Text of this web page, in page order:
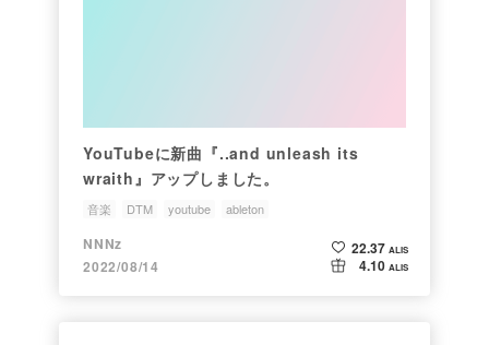
YouTubeに新曲『..and unleash its
wraith』アップしました。
音楽 DTM youtube ableton
NNNz
2022/08/14
22.37 ALIS
4.10 ALIS